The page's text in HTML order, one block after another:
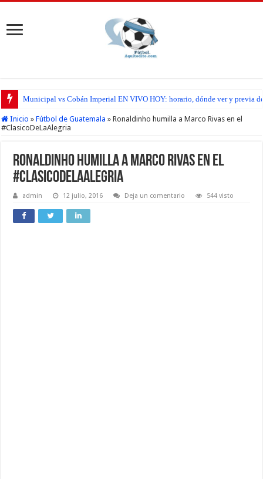
Municipal vs Cobán Imperial EN VIVO HOY: horario, dónde ver y previa
San Pedro FC vs Suchitepéquez EN VIVO HOY: horario, dónde ver y
Inicio » Fútbol de Guatemala » Ronaldinho humilla a Marco Rivas en el
#ClasicoDeLaAlegria
Ronaldinho humilla a Marco Rivas en el
#ClasicoDeLaAlegria
admin 12 julio, 2016 Deja un comentario 544 visto